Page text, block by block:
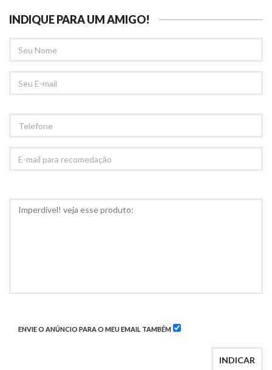
INDIQUE PARA UM AMIGO!
NOME
EMAIL
MAIL
ENVIE O ANÚNCIO PARA O MEU EMAIL TAMBÉM
INDICAR